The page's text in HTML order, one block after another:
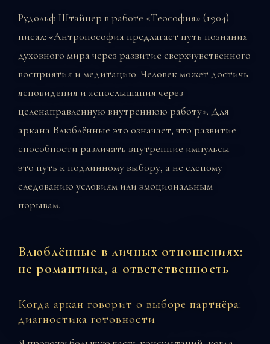
Рудольф Штайнер в работе «Теософия» (1904)
писал: «Антропософия предлагает путь познания
духовного мира через развитие сверхчувственного
восприятия и медитацию. Человек может достичь
ясновидения и яснослышания через
целенаправленную внутреннюю работу». Для
аркана Влюблённые это означает, что развитие
способности различать внутренние импульсы —
это путь к подлинному выбору, а не слепому
следованию условиям или эмоциональным
порывам.
Влюблённые в личных отношениях:
не романтика, а ответственность
Когда аркан говорит о выборе партнёра:
диагностика готовности